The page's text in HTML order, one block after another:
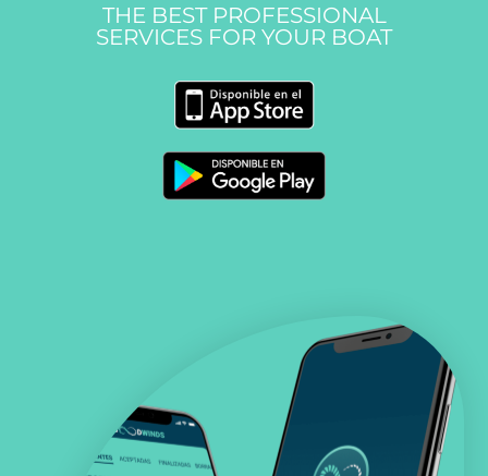
THE BEST PROFESSIONAL
SERVICES FOR YOUR BOAT